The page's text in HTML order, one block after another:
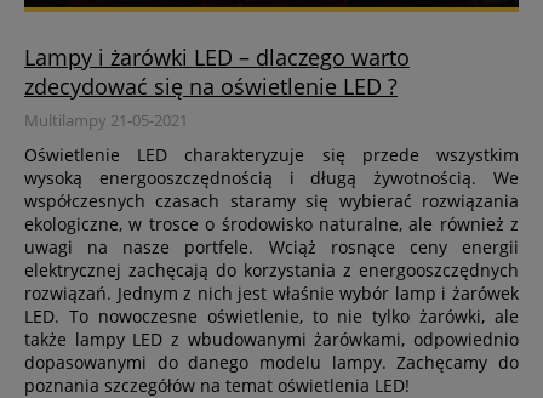
Lampy i żarówki LED – dlaczego warto
zdecydować się na oświetlenie LED ?
Multilampy 21-05-2021
Oświetlenie LED charakteryzuje się przede wszystkim
wysoką energooszczędnością i długą żywotnością. We
współczesnych czasach staramy się wybierać rozwiązania
ekologiczne, w trosce o środowisko naturalne, ale również z
uwagi na nasze portfele. Wciąż rosnące ceny energii
elektrycznej zachęcają do korzystania z energooszczędnych
rozwiązań. Jednym z nich jest właśnie wybór lamp i żarówek
LED. To nowoczesne oświetlenie, to nie tylko żarówki, ale
także lampy LED z wbudowanymi żarówkami, odpowiednio
dopasowanymi do danego modelu lampy. Zachęcamy do
poznania szczegółów na temat oświetlenia LED!